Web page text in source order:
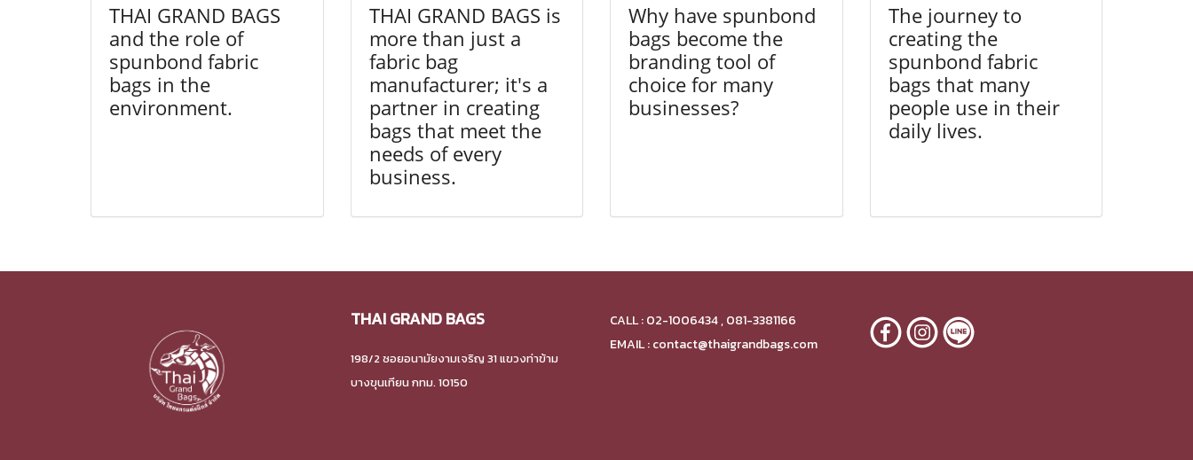
THAI GRAND BAGS
and the role of
spunbond fabric
bags in the
environment.
THAI GRAND BAGS is
more than just a
fabric bag
manufacturer; it's a
partner in creating
bags that meet the
needs of every
business.
Why have spunbond
bags become the
branding tool of
choice for many
businesses?
The journey to
creating the
spunbond fabric
bags that many
people use in their
daily lives.
THAI GRAND BAGS
198/2 ซอยอนามัยงามเจริญ 31 แขวงท่าข้าม
บางขุนเทียน กทม. 10150
CALL : 02-1006434 , 081-3381166
EMAIL : contact@thaigrandbags.com